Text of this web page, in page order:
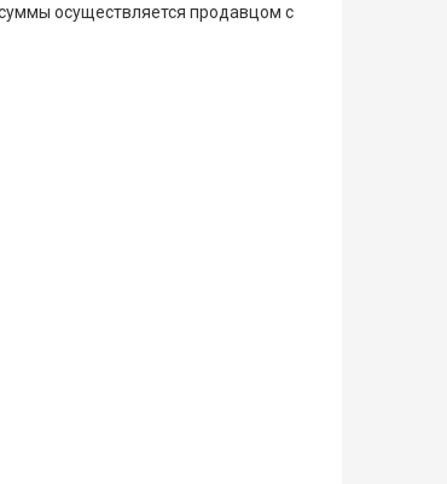
осуществляется продавцом с